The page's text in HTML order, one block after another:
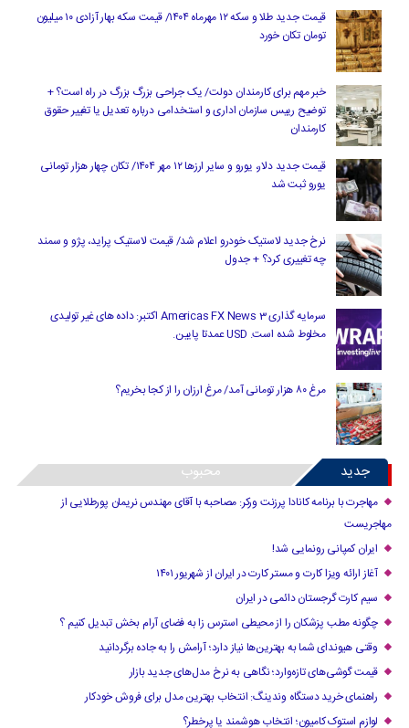
قیمت جدید طلا و سکه ۱۲ مهرماه ۱۴۰۴/ قیمت سکه بهار آزادی ۱۰ میلیون
تومان تکان خورد
خبر مهم برای کارمندان دولت/ یک جراحی بزرگ بزرگ در راه است؟ +
توضیح رییس سازمان اداری و استخدامی درباره تعدیل یا تغییر حقوق
کارمندان
قیمت جدید دلار، یورو و سایر ارزها ۱۲ مهر ۱۴۰۴/ تکان چهار هزار تومانی
یورو ثبت شد
نرخ جدید لاستیک خودرو اعلام شد/ قیمت لاستیک پراید، پژو و سمند
چه تغییری کرد؟ + جدول
سرمایه گذاری Americas FX News 3 اکتبر: داده های غیر تولیدی
مخلوط شده است. USD عمدتا پایین.
مرغ ۸۰ هزار تومانی آمد/ مرغ ارزان را از کجا بخریم؟
جدید محبوب
مهاجرت با برنامه کانادا پرزنت ورکر: مصاحبه با آقای مهندس نریمان پورطلایی از
مهاجریست
ایران کمپانی رونمایی شد!
آغاز ارائه ویزا کارت و مستر کارت در ایران از شهریور ۱۴۰۱
سیم کارت گرجستان دائمی در ایران
چگونه مطب پزشکان را از محیطی استرس زا به فضای آرام بخش تبدیل کنیم ؟
وقتی هیوندای شما به بهترین‌ها نیاز دارد؛ آرامش را به جاده برگردانید
قیمت گوشی‌های تازه‌وارد؛ نگاهی به نرخ مدل‌های جدید بازار
راهنمای خرید دستگاه وندینگ: انتخاب بهترین مدل برای فروش خودکار
لوازم استوک کامیون؛ انتخاب هوشمند یا پرخطر؟